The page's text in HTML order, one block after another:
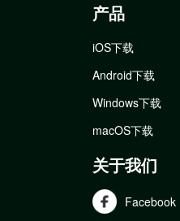
产品
iOS下载
Android下载
Windows下载
macOS下载
关于我们
Facebook